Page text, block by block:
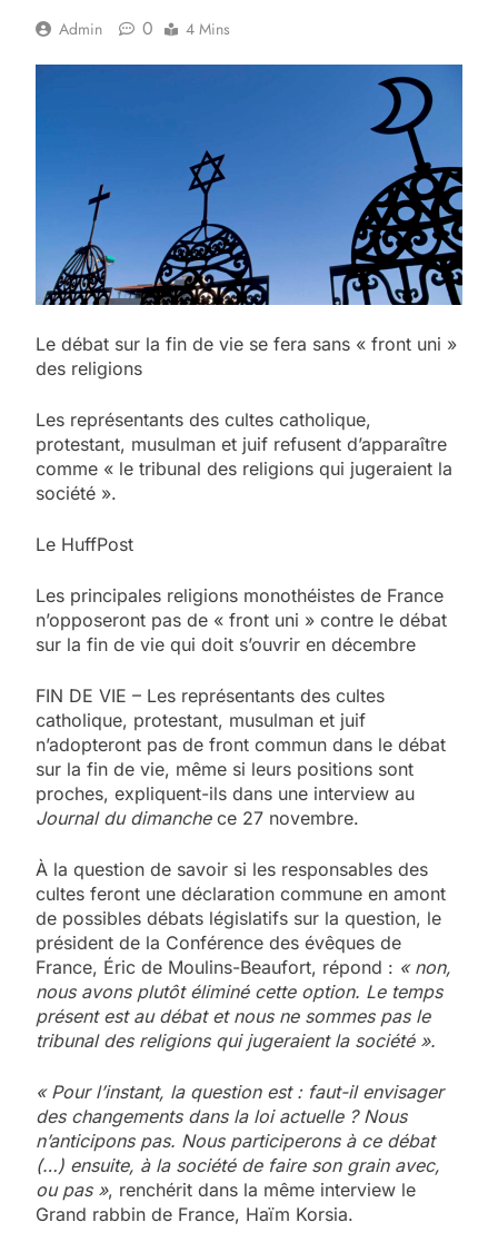
Admin 0 4 Mins
Le débat sur la fin de vie se fera sans « front uni »
des religions
Les représentants des cultes catholique,
protestant, musulman et juif refusent d’apparaître
comme « le tribunal des religions qui jugeraient la
société ».
Le HuffPost
Les principales religions monothéistes de France
n’opposeront pas de « front uni » contre le débat
sur la fin de vie qui doit s’ouvrir en décembre
FIN DE VIE – Les représentants des cultes
catholique, protestant, musulman et juif
n’adopteront pas de front commun dans le débat
sur la fin de vie, même si leurs positions sont
proches, expliquent-ils dans une interview au
Journal du dimanche ce 27 novembre.
À la question de savoir si les responsables des
cultes feront une déclaration commune en amont
de possibles débats législatifs sur la question, le
président de la Conférence des évêques de
France, Éric de Moulins-Beaufort, répond : « non,
nous avons plutôt éliminé cette option. Le temps
présent est au débat et nous ne sommes pas le
tribunal des religions qui jugeraient la société ».
« Pour l’instant, la question est : faut-il envisager
des changements dans la loi actuelle ? Nous
n’anticipons pas. Nous participerons à ce débat
(…) ensuite, à la société de faire son grain avec,
ou pas », renchérit dans la même interview le
Grand rabbin de France, Haïm Korsia.